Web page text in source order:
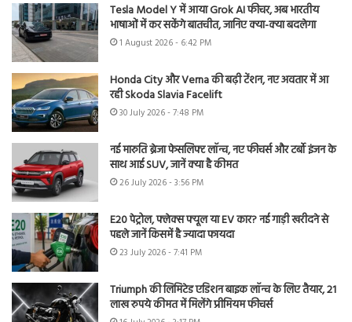
Tesla Model Y में आया Grok AI फीचर, अब भारतीय
भाषाओं में कर सकेंगे बातचीत, जानिए क्या-क्या बदलेगा
1 August 2026 - 6:42 PM
Honda City और Verna की बढ़ी टेंशन, नए अवतार में आ
रही Skoda Slavia Facelift
30 July 2026 - 7:48 PM
नई मारुति ब्रेजा फेसलिफ्ट लॉन्च, नए फीचर्स और टर्बो इंजन के
साथ आई SUV, जानें क्या है कीमत
26 July 2026 - 3:56 PM
E20 पेट्रोल, फ्लेक्स फ्यूल या EV कार? नई गाड़ी खरीदने से
पहले जानें किसमें है ज्यादा फायदा
23 July 2026 - 7:41 PM
Triumph की लिमिटेड एडिशन बाइक लॉन्च के लिए तैयार, 21
लाख रुपये कीमत में मिलेंगे प्रीमियम फीचर्स